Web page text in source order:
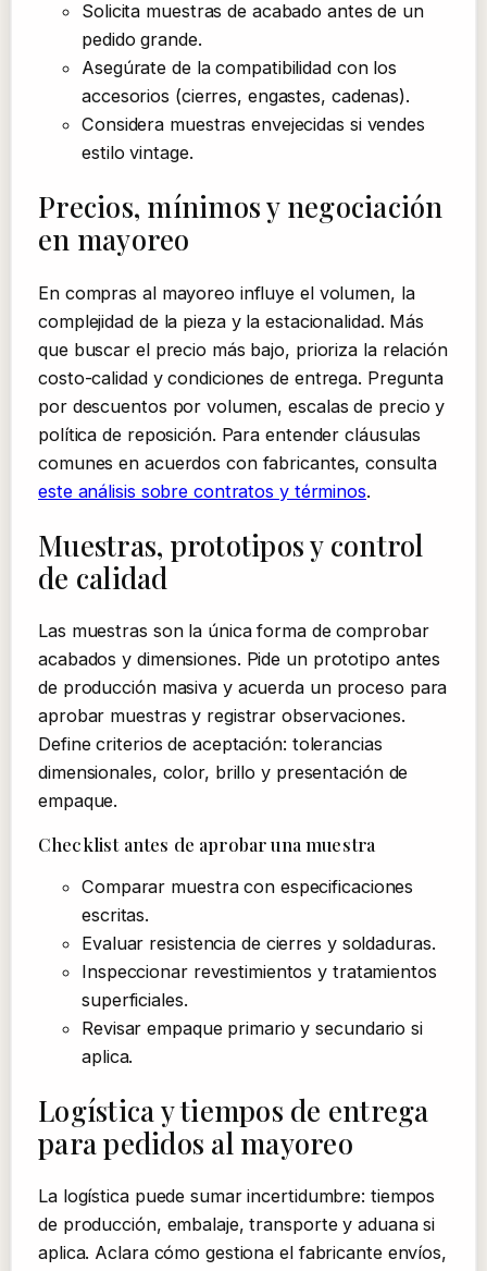
Solicita muestras de acabado antes de un
pedido grande.
Asegúrate de la compatibilidad con los
accesorios (cierres, engastes, cadenas).
Considera muestras envejecidas si vendes
estilo vintage.
Precios, mínimos y negociación
en mayoreo
En compras al mayoreo influye el volumen, la
complejidad de la pieza y la estacionalidad. Más
que buscar el precio más bajo, prioriza la relación
costo-calidad y condiciones de entrega. Pregunta
por descuentos por volumen, escalas de precio y
política de reposición. Para entender cláusulas
comunes en acuerdos con fabricantes, consulta
este análisis sobre contratos y términos.
Muestras, prototipos y control
de calidad
Las muestras son la única forma de comprobar
acabados y dimensiones. Pide un prototipo antes
de producción masiva y acuerda un proceso para
aprobar muestras y registrar observaciones.
Define criterios de aceptación: tolerancias
dimensionales, color, brillo y presentación de
empaque.
Checklist antes de aprobar una muestra
Comparar muestra con especificaciones
escritas.
Evaluar resistencia de cierres y soldaduras.
Inspeccionar revestimientos y tratamientos
superficiales.
Revisar empaque primario y secundario si
aplica.
Logística y tiempos de entrega
para pedidos al mayoreo
La logística puede sumar incertidumbre: tiempos
de producción, embalaje, transporte y aduana si
aplica. Aclara cómo gestiona el fabricante envíos,